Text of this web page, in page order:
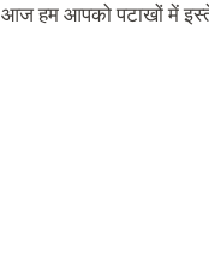
आज हम आपको पटाखों में